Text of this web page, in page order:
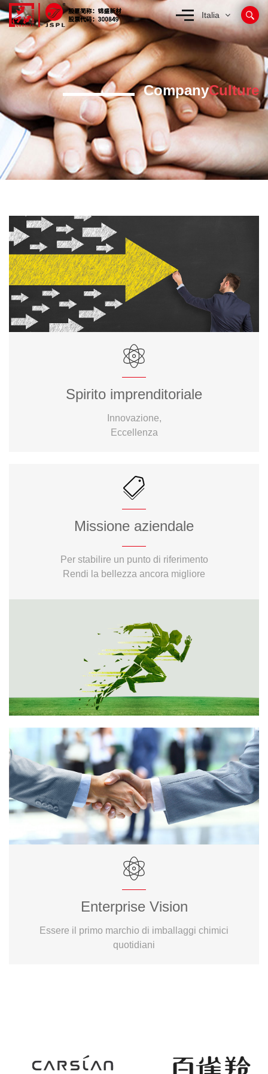
Italia
CompanyCulture
Spirito imprenditoriale
Innovazione,
Eccellenza
Missione aziendale
Per stabilire un punto di riferimento
Rendi la bellezza ancora migliore
Enterprise Vision
Essere il primo marchio di imballaggi chimici
quotidiani